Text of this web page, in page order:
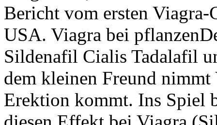
Bericht vom ersten Viagra-
USA. Viagra bei
Sildenafil Cialis Tadalafil
dem kleinen Freund
Erektion kommt. Ins Spiel